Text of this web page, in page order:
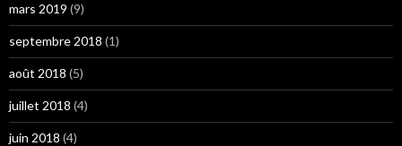
mars 2019 (9)
septembre 2018 (1)
août 2018 (5)
juillet 2018 (4)
juin 2018 (4)